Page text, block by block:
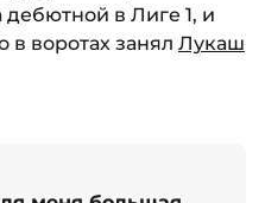
дебютной в Лиге 1, и
в воротах занял Лукаш